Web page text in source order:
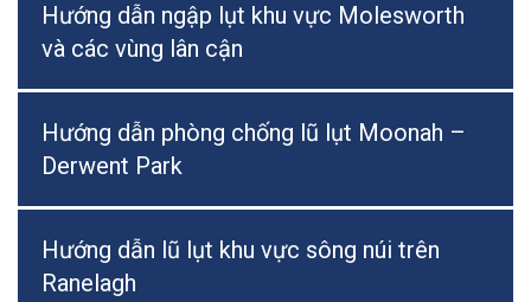
Hướng dẫn ngập lụt khu vực Molesworth
và các vùng lân cận
Hướng dẫn phòng chống lũ lụt Moonah –
Derwent Park
Hướng dẫn lũ lụt khu vực sông núi trên
Ranelagh